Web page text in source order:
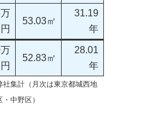
円
53.03㎡
31.19
年
円
52.83㎡
28.01
年
集計（月次は東京都城西地
中野区）